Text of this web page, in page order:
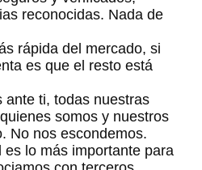
reconocidas. Nada de
rápida del mercado, si
es que el resto está
ante ti, todas nuestras
somos y nuestros
No nos escondemos.
es lo más importante para